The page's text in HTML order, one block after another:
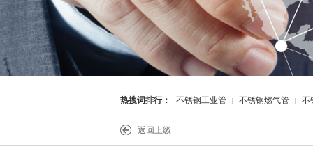
热搜词排行： 不锈钢工业管 | 不锈钢燃气管 | 不
返回上级